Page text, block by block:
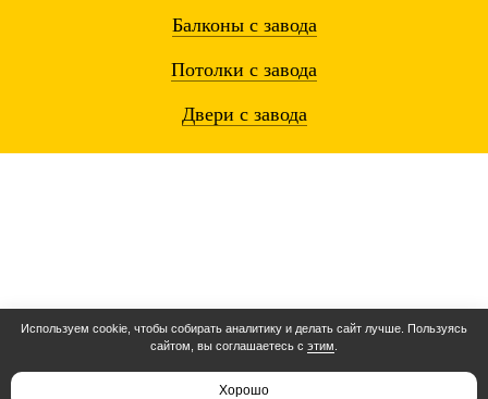
Балконы с завода
Потолки с завода
Двери с завода
Остались вопросы? Звоните!
Расчет 3 минуты
Используем cookie, чтобы собирать аналитику и делать сайт лучше. Пользуясь
сайтом, вы соглашаетесь с этим
Хорошо